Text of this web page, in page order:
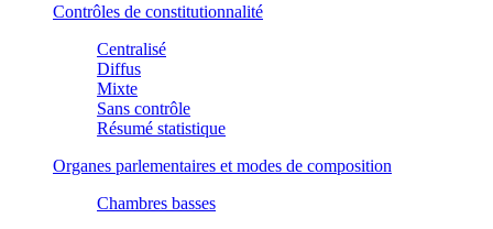
Contrôles de constitutionnalité
Centralisé
Diffus
Mixte
Sans contrôle
Résumé statistique
Organes parlementaires et modes de composition
Chambres basses